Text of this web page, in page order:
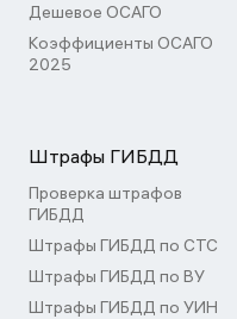
Дешевое ОСАГО
Коэффициенты ОСАГО
2025
Штрафы ГИБДД
Проверка штрафов
ГИБДД
Штрафы ГИБДД по СТС
Штрафы ГИБДД по ВУ
Штрафы ГИБДД по УИН